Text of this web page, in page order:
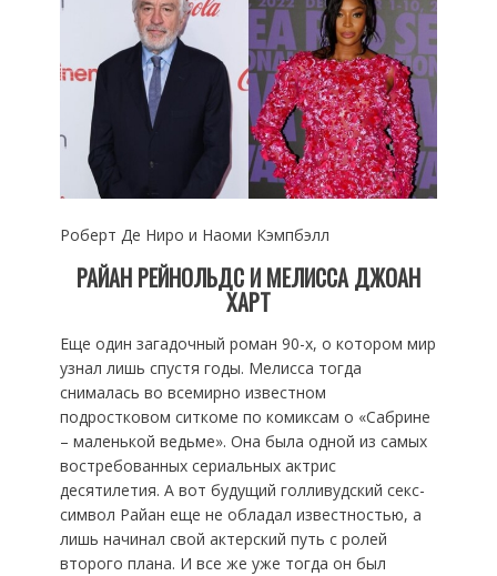
Роберт Де Ниро и Наоми Кэмпбэлл
РАЙАН РЕЙНОЛЬДС И МЕЛИССА ДЖОАН
ХАРТ
Еще один загадочный роман 90-х, о котором мир
узнал лишь спустя годы. Мелисса тогда
снималась во всемирно известном
подростковом ситкоме по комиксам о «Сабрине
– маленькой ведьме». Она была одной из самых
востребованных сериальных актрис
десятилетия. А вот будущий голливудский секс-
символ Райан еще не обладал известностью, а
лишь начинал свой актерский путь с ролей
второго плана. И все же уже тогда он был